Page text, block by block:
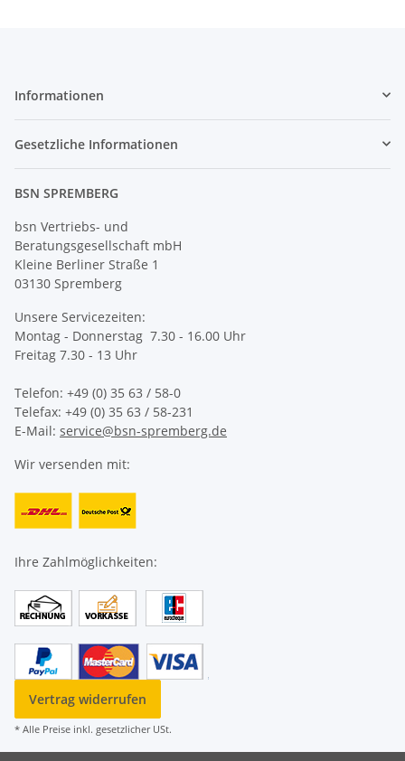
Informationen
Gesetzliche Informationen
BSN SPREMBERG
bsn Vertriebs- und
Beratungsgesellschaft mbH
Kleine Berliner Straße 1
03130 Spremberg
Unsere Servicezeiten:
Montag - Donnerstag 7.30 - 16.00 Uhr
Freitag 7.30 - 13 Uhr
Telefon: +49 (0) 35 63 / 58-0
Telefax: +49 (0) 35 63 / 58-231
E-Mail: service@bsn-spremberg.de
Wir versenden mit:
Ihre Zahlmöglichkeiten:
Vertrag widerrufen
* Alle Preise inkl. gesetzlicher USt.